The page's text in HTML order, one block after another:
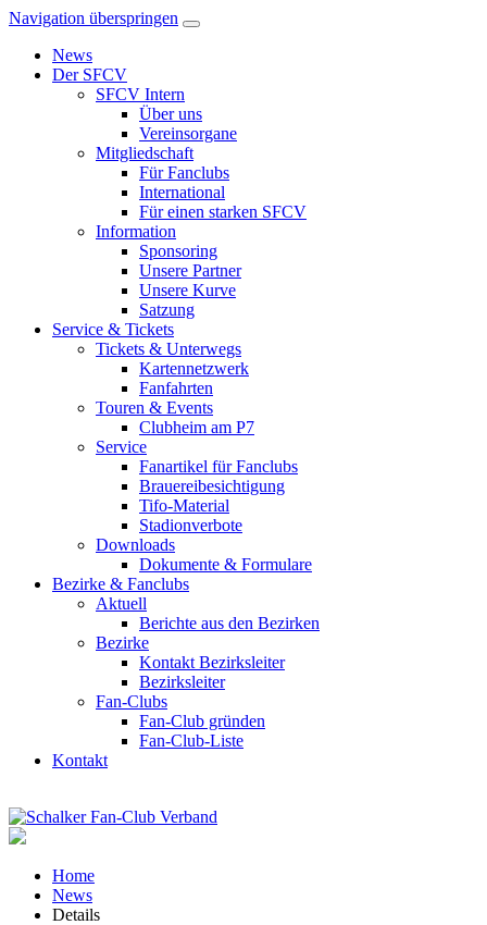
Navigation überspringen
News
Der SFCV
SFCV Intern
Über uns
Vereinsorgane
Mitgliedschaft
Für Fanclubs
International
Für einen starken SFCV
Information
Sponsoring
Unsere Partner
Unsere Kurve
Satzung
Service & Tickets
Tickets & Unterwegs
Kartennetzwerk
Fanfahrten
Touren & Events
Clubheim am P7
Service
Fanartikel für Fanclubs
Brauereibesichtigung
Tifo-Material
Stadionverbote
Downloads
Dokumente & Formulare
Bezirke & Fanclubs
Aktuell
Berichte aus den Bezirken
Bezirke
Kontakt Bezirksleiter
Bezirksleiter
Fan-Clubs
Fan-Club gründen
Fan-Club-Liste
Kontakt
Home
News
Details